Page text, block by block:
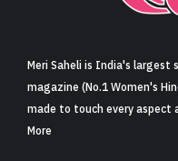
Meri Saheli is India's largest
magazine (No.1 Women's
made to touch every aspect
More